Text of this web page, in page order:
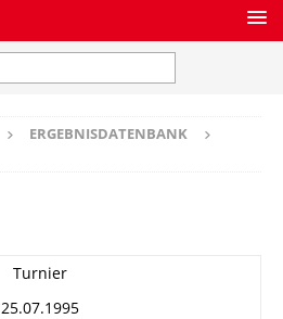
ERGEBNISDATENBANK
Turnier
25.07.1995